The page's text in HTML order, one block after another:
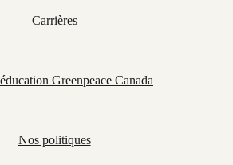
Carrières
Greenpeace Canada
Nos politiques